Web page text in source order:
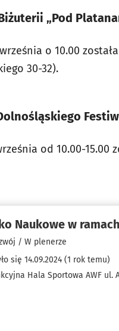
„Pod
o 10.00
30-32).
od 10.00-15.00
Naukowe w
/ W plenerze
się 14.09.2024 (1 rok temu)
Hala Sportowa AWF ul.